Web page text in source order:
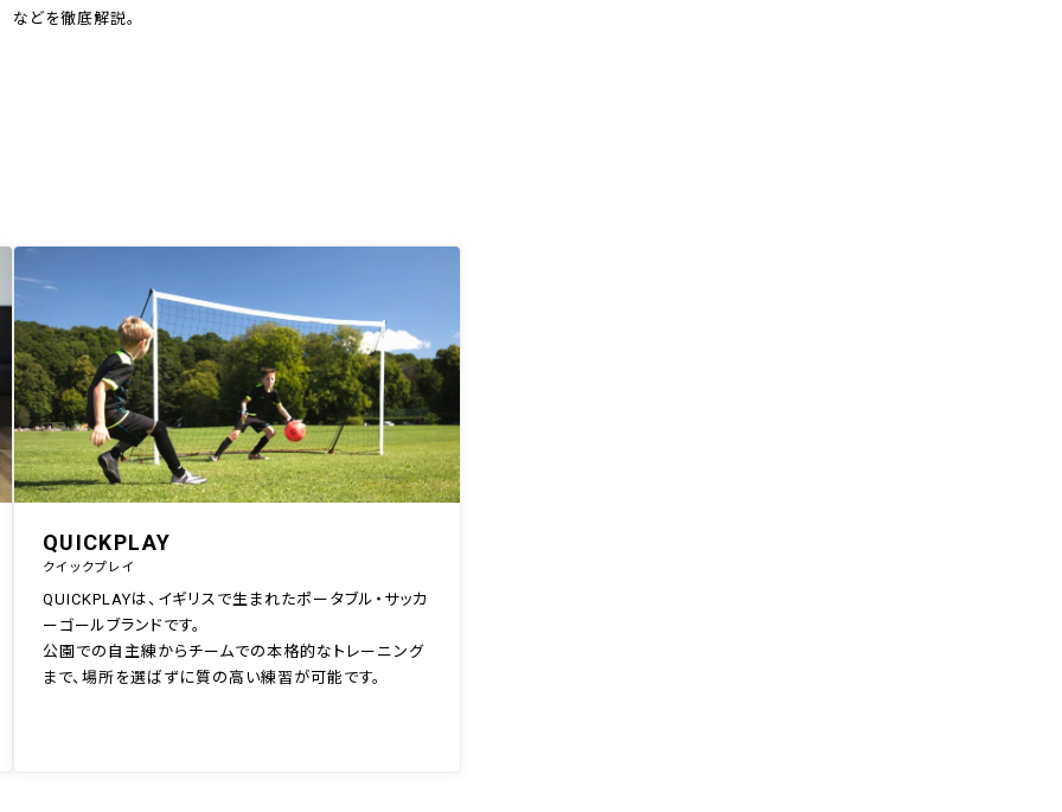
などを徹底解説。
QUICKPLAY
クイックプレイ
QUICKPLAYは、イギリスで生まれたポータブル・サッカ
ーゴールブランドです。
公園での自主練からチームでの本格的なトレーニング
まで、場所を選ばずに質の高い練習が可能です。